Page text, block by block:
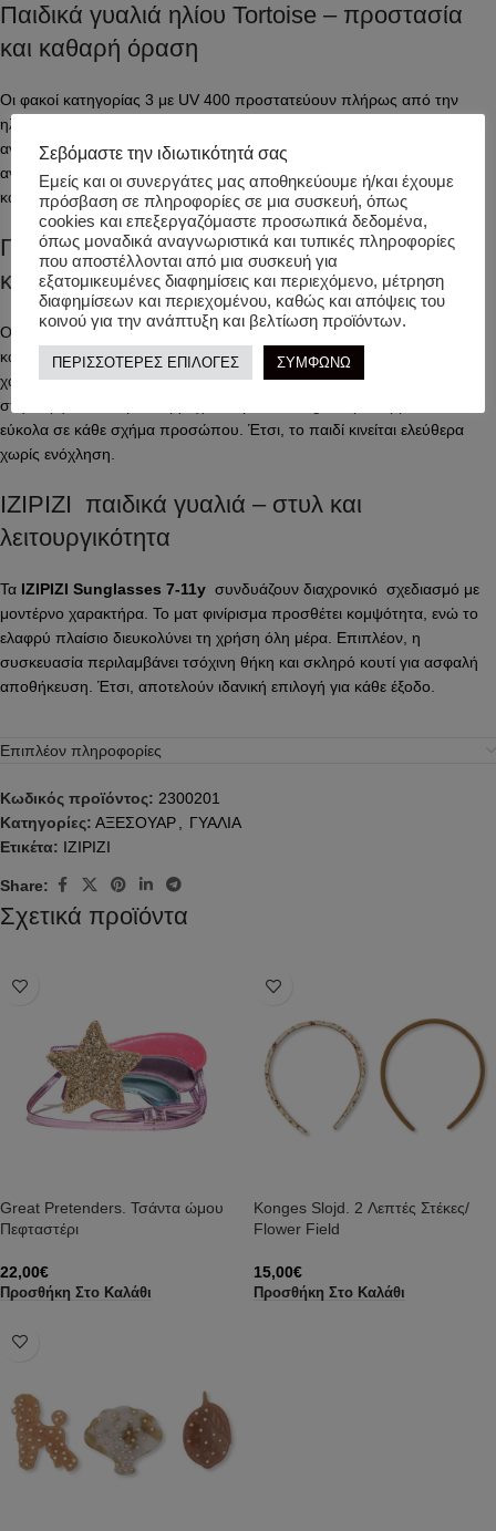
Παιδικά γυαλιά ηλίου Tortoise – προστασία
και καθαρή όραση
Οι φακοί κατηγορίας 3 με UV 400 προστατεύουν πλήρως από την
ηλιακή ακτινοβολία. Επιπλέον, η πολωτική τεχνολογία μειώνει τις
αντανακλάσεις και βελτιώνει την ορατότητα. Οι φακοί ενισχύουν την
αντίθεση και προσφέρουν ξεκούραστη όραση. Έτσι, το παιδί βλέπει
καθαρά ακόμη και σε έντονο φως.
Γυαλιά ηλίου για παιδιά 7-11 ετών – άνεση
και αντοχή
Ο σκελετός κατασκευάζεται από 45% βιολογικό πολυαμίδιο από
καστορέλαιο. Με αυτόν τον τρόπο, προσφέρει ανθεκτικότητα και
χαμηλό βάρος. Επιπλέον, η απαλή υφή χαρίζει ευχάριστη αίσθηση
στην αφή. Οι εύκαμπτοι βραχίονες με flex hinges προσαρμόζονται
εύκολα σε κάθε σχήμα προσώπου. Έτσι, το παιδί κινείται ελεύθερα
χωρίς ενόχληση.
IZIPIZI παιδικά γυαλιά – στυλ και
λειτουργικότητα
Τα IZIPIZI Sunglasses 7-11y συνδυάζουν διαχρονικό σχεδιασμό με
μοντέρνο χαρακτήρα. Το ματ φινίρισμα προσθέτει κομψότητα, ενώ το
ελαφρύ πλαίσιο διευκολύνει τη χρήση όλη μέρα. Επιπλέον, η
συσκευασία περιλαμβάνει τσόχινη θήκη και σκληρό κουτί για ασφαλή
αποθήκευση. Έτσι, αποτελούν ιδανική επιλογή για κάθε έξοδο.
Επιπλέον πληροφορίες
Κωδικός προϊόντος: 2300201
Κατηγορίες: ΑΞΕΣΟΥΑΡ, ΓΥΑΛΙΑ
Ετικέτα: IZIPIZI
Share:
Σχετικά προϊόντα
Great Pretenders. Τσάντα ώμου
Πεφταστέρι
22,00€
Προσθήκη Στο Καλάθι
Konges Slojd. 2 Λεπτές Στέκες/
Flower Field
15,00€
Προσθήκη Στο Καλάθι
Σεβόμαστε την ιδιωτικότητά σας
Εμείς και οι συνεργάτες μας αποθηκεύουμε ή/και έχουμε
πρόσβαση σε πληροφορίες σε μια συσκευή, όπως
cookies και επεξεργαζόμαστε προσωπικά δεδομένα,
όπως μοναδικά αναγνωριστικά και τυπικές πληροφορίες
που αποστέλλονται από μια συσκευή για
εξατομικευμένες διαφημίσεις και περιεχόμενο, μέτρηση
διαφημίσεων και περιεχομένου, καθώς και απόψεις του
κοινού για την ανάπτυξη και βελτίωση προϊόντων.
ΠΕΡΙΣΣΟΤΕΡΕΣ ΕΠΙΛΟΓΕΣ ΣΥΜΦΩΝΩ